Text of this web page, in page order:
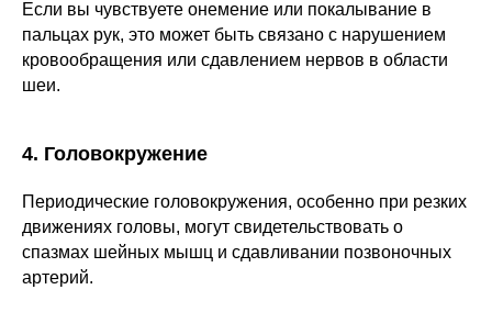
Если вы чувствуете онемение или покалывание в
пальцах рук, это может быть связано с нарушением
кровообращения или сдавлением нервов в области
шеи.
4. Головокружение
Периодические головокружения, особенно при резких
движениях головы, могут свидетельствовать о
спазмах шейных мышц и сдавливании позвоночных
артерий.